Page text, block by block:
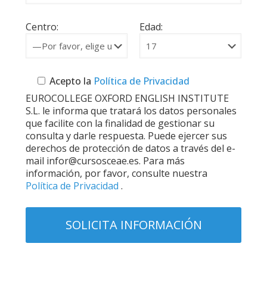
Centro: Edad:
Acepto la Política de Privacidad
EUROCOLLEGE OXFORD ENGLISH INSTITUTE
S.L. le informa que tratará los datos personales
que facilite con la finalidad de gestionar su
consulta y darle respuesta. Puede ejercer sus
derechos de protección de datos a través del e-
mail infor@cursosceae.es. Para más
información, por favor, consulte nuestra
Política de Privacidad .